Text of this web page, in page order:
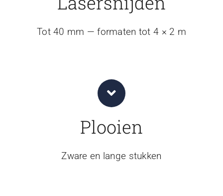
Tot 40 mm — formaten tot 4 × 2 m
Plooien
Zware en lange stukken